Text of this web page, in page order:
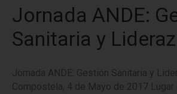
Jornada ANDE:
Sanitaria y
Jornada ANDE: Gestión Sanitaria y
Compostela, 4 de Mayo de 2017 Lugar